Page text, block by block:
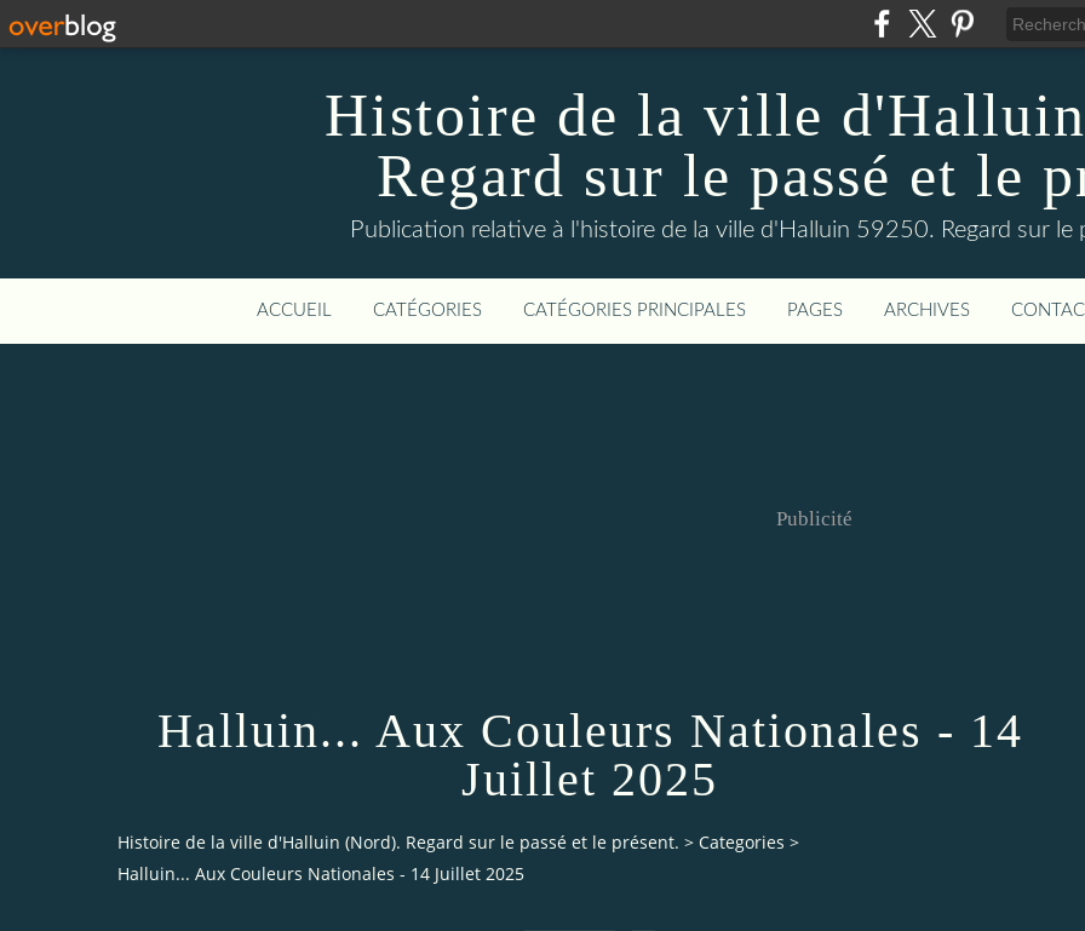
Histoire de la ville
Regard sur le passé et le
Publication relative à l'histoire de la ville d'Halluin 59250. Regard sur le
ACCUEIL CATÉGORIES CATÉGORIES PRINCIPALES PAGES ARCHIVES
Publicité
Halluin... Aux Couleurs Nationales - 14
Juillet 2025
Histoire de la ville d'Halluin (Nord). Regard sur le passé et le présent. > Categories >
Halluin... Aux Couleurs Nationales - 14 Juillet 2025